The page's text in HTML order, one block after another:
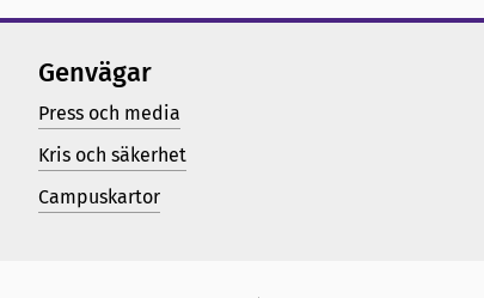
Genvägar
Press och media
Kris och säkerhet
Campuskartor